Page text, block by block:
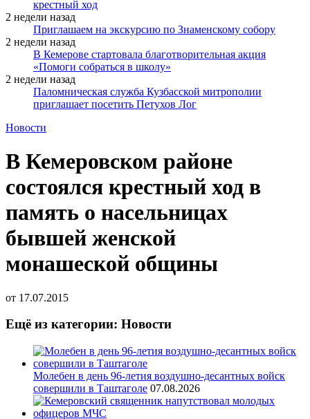
крестный ход
2 недели назад
Приглашаем на экскурсию по Знаменскому собору
2 недели назад
В Кемерове стартовала благотворительная акция
«Помоги собраться в школу»
2 недели назад
Паломническая служба Кузбасской митрополии
приглашает посетить Петухов Лог
Новости
В Кемеровском районе
состоялся крестный ход в
память о насельницах
бывшей женской
монашеской общины
от 17.07.2015
Ещё из категории: Новости
Молебен в день 96-летия воздушно-десантных войск
совершили в Таштаголе 07.08.2026